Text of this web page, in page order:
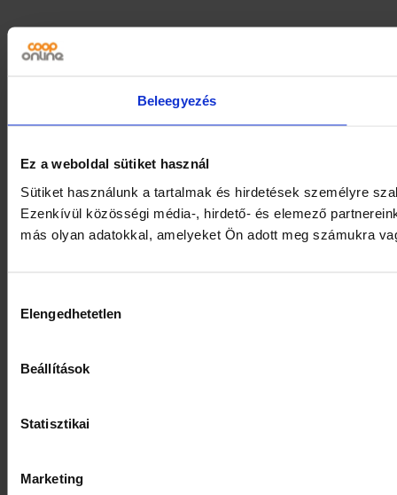
Beleegyezés
Ez a weboldal sütiket használ
Sütiket használunk a tartalmak és hirdetések személyre
Ezenkívül közösségi média-, hirdető- és elemező
más olyan adatokkal, amelyeket Ön adott meg számukra
kiválasztása
Elengedhetetlen
Beállítások
Statisztikai
Marketing